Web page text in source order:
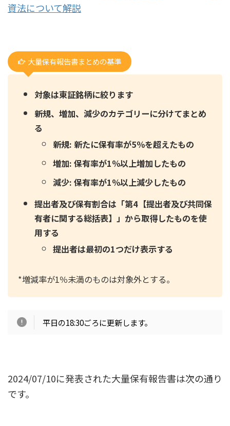
資法について解説
大量保有報告書まとめの基準
対象は東証銘柄に絞ります
新規、増加、減少のカテゴリーに分けてまとめ
る
新規: 新たに保有率が5％を超えたもの
増加: 保有率が1％以上増加したもの
減少: 保有率が1％以上減少したもの
提出者及び保有割合は「第4【提出者及び共同保
有者に関する総括表】」から取得したものを使
用する
提出者は最初の1つだけ表示する
*増減率が1％未満のものは対象外とする。
平日の18:30ごろに更新します。
2024/07/10に発表された大量保有報告書は次の通り
です。